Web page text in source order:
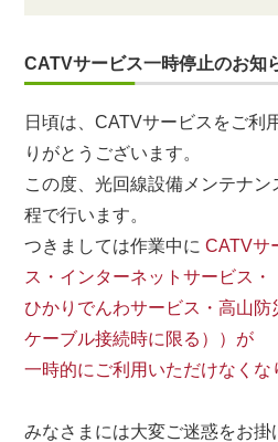
CATVサービス一時停止のお知
日頃は、CATVサービスをご利
りがとうございます。
この度、光回線設備メンテナン
程で行います。
つきましては作業中にCATVサ
ス・インターネットサービス・
ひかりでんわサービス・高山
ケーブル接続時に限る））が
一時的にご利用いただけなくな
みなさまには大変ご迷惑をお掛